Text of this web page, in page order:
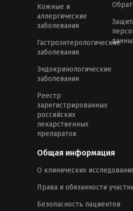
Кожные и
аллергические
заболевания
Гастроэнтерологические
заболевания
Эндокринологические
заболевания
Реестр
зарегистрированных
российских
лекарственных
препаратов
Общая информация
О клинических
Права и обязанности
Безопасность пациентов